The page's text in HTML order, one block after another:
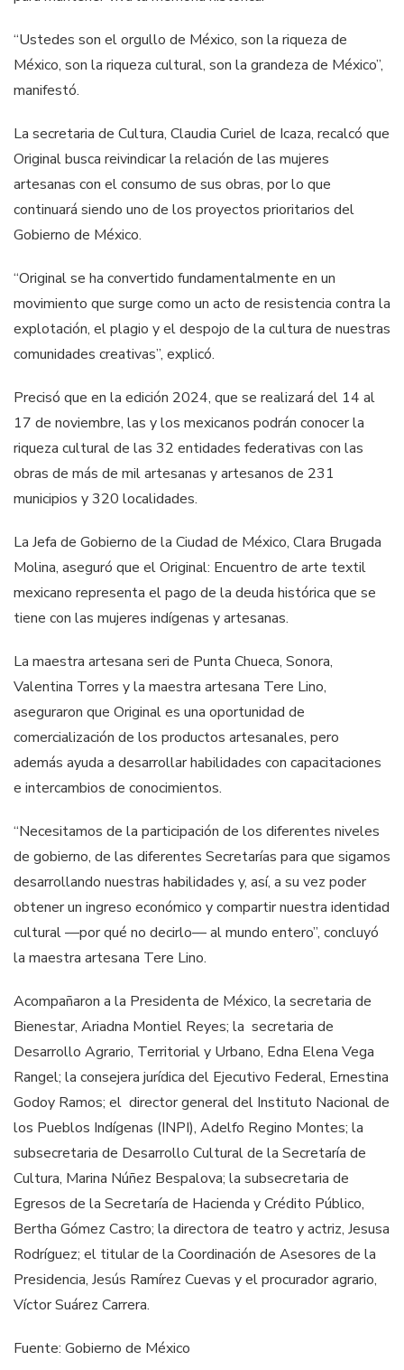
“Ustedes son el orgullo de México, son la riqueza de
México, son la riqueza cultural, son la grandeza de México”,
manifestó.
La secretaria de Cultura, Claudia Curiel de Icaza, recalcó que
Original busca reivindicar la relación de las mujeres
artesanas con el consumo de sus obras, por lo que
continuará siendo uno de los proyectos prioritarios del
Gobierno de México.
“Original se ha convertido fundamentalmente en un
movimiento que surge como un acto de resistencia contra la
explotación, el plagio y el despojo de la cultura de nuestras
comunidades creativas”, explicó.
Precisó que en la edición 2024, que se realizará del 14 al
17 de noviembre, las y los mexicanos podrán conocer la
riqueza cultural de las 32 entidades federativas con las
obras de más de mil artesanas y artesanos de 231
municipios y 320 localidades.
La Jefa de Gobierno de la Ciudad de México, Clara Brugada
Molina, aseguró que el Original: Encuentro de arte textil
mexicano representa el pago de la deuda histórica que se
tiene con las mujeres indígenas y artesanas.
La maestra artesana seri de Punta Chueca, Sonora,
Valentina Torres y la maestra artesana Tere Lino,
aseguraron que Original es una oportunidad de
comercialización de los productos artesanales, pero
además ayuda a desarrollar habilidades con capacitaciones
e intercambios de conocimientos.
“Necesitamos de la participación de los diferentes niveles
de gobierno, de las diferentes Secretarías para que sigamos
desarrollando nuestras habilidades y, así, a su vez poder
obtener un ingreso económico y compartir nuestra identidad
cultural —por qué no decirlo— al mundo entero”, concluyó
la maestra artesana Tere Lino.
Acompañaron a la Presidenta de México, la secretaria de
Bienestar, Ariadna Montiel Reyes; la secretaria de
Desarrollo Agrario, Territorial y Urbano, Edna Elena Vega
Rangel; la consejera jurídica del Ejecutivo Federal, Ernestina
Godoy Ramos; el director general del Instituto Nacional de
los Pueblos Indígenas (INPI), Adelfo Regino Montes; la
subsecretaria de Desarrollo Cultural de la Secretaría de
Cultura, Marina Núñez Bespalova; la subsecretaria de
Egresos de la Secretaría de Hacienda y Crédito Público,
Bertha Gómez Castro; la directora de teatro y actriz, Jesusa
Rodríguez; el titular de la Coordinación de Asesores de la
Presidencia, Jesús Ramírez Cuevas y el procurador agrario,
Víctor Suárez Carrera.
Fuente: Gobierno de México